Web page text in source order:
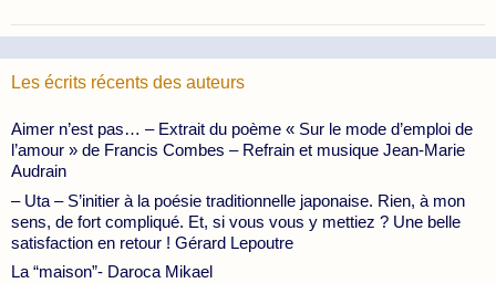
Les écrits récents des auteurs
Aimer n’est pas… – Extrait du poème « Sur le mode d’emploi de
l’amour » de Francis Combes – Refrain et musique Jean-Marie
Audrain
– Uta – S’initier à la poésie traditionnelle japonaise. Rien, à mon
sens, de fort compliqué. Et, si vous vous y mettiez ? Une belle
satisfaction en retour ! Gérard Lepoutre
La “maison”- Daroca Mikael